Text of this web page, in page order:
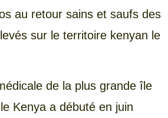
au retour sains et saufs des
sur le territoire kenyan le
de la plus grande île
Kenya a débuté en juin